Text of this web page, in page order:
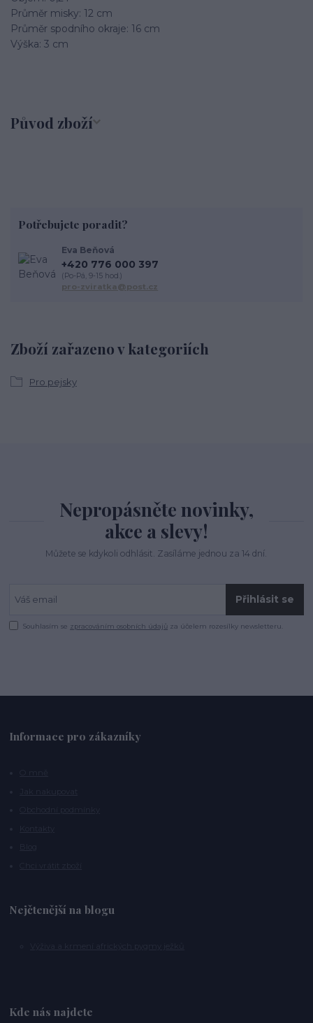
Průměr misky: 12 cm
Průměr spodního okraje: 16 cm
Výška: 3 cm
Původ zboží
Zboží zařazeno v kategoriích
Pro pejsky
Potřebujete poradit?
Eva Beňová
+420 776 000 397
(Po-Pá, 9-15 hod.)
pro-zviratka@post.cz
Nepropásněte novinky,
akce a slevy!
Můžete se kdykoli odhlásit. Zasíláme jednou za 14 dní.
Přihlásit se
Souhlasím se zpracováním osobních údajů za účelem rozesílky newsletteru.
Informace pro zákazníky
Nejčtenější na blogu
Kde nás najdete